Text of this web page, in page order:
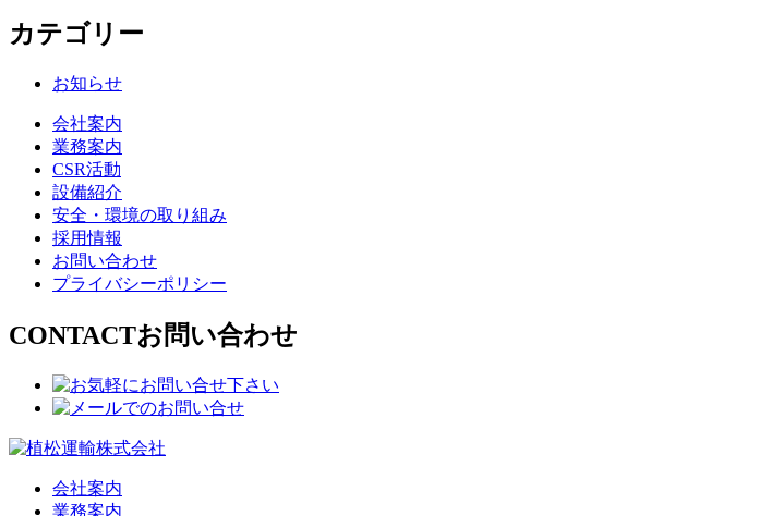
カテゴリー
お知らせ
会社案内
業務案内
CSR活動
設備紹介
安全・環境の取り組み
採用情報
お問い合わせ
プライバシーポリシー
CONTACTお問い合わせ
会社案内
業務案内